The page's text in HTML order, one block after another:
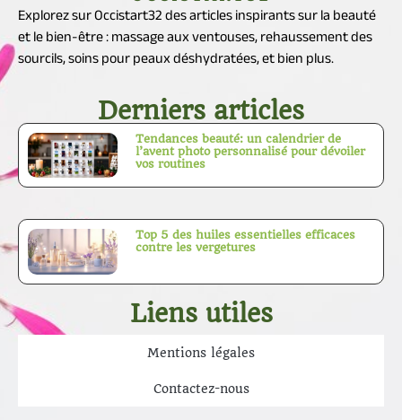
Explorez sur Occistart32 des articles inspirants sur la beauté
et le bien-être : massage aux ventouses, rehaussement des
sourcils, soins pour peaux déshydratées, et bien plus.
Derniers articles
Tendances beauté: un calendrier de
l’avent photo personnalisé pour dévoiler
vos routines
Top 5 des huiles essentielles efficaces
contre les vergetures
Liens utiles
Mentions légales
Contactez-nous